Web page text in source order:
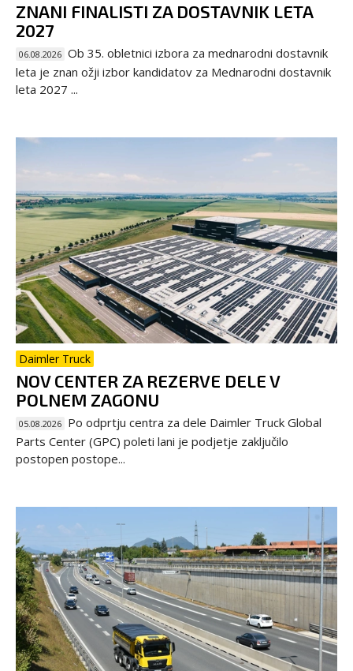
ZNANI FINALISTI ZA DOSTAVNIK LETA
2027
06.08.2026 Ob 35. obletnici izbora za mednarodni dostavnik
leta je znan ožji izbor kandidatov za Mednarodni dostavnik
leta 2027 ...
Daimler Truck
NOV CENTER ZA REZERVE DELE V
POLNEM ZAGONU
05.08.2026 Po odprtju centra za dele Daimler Truck Global
Parts Center (GPC) poleti lani je podjetje zaključilo
postopen postope...